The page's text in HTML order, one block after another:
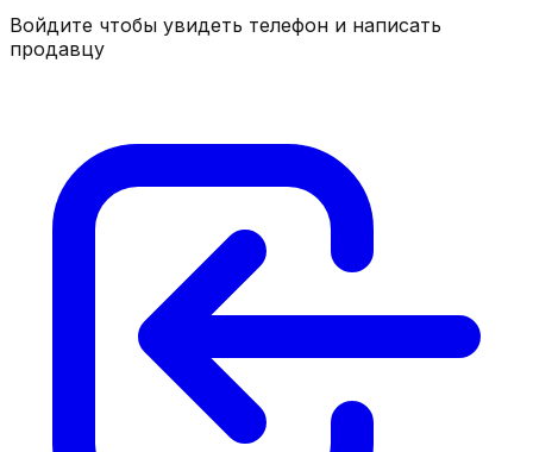
Войдите чтобы увидеть телефон и написать
продавцу